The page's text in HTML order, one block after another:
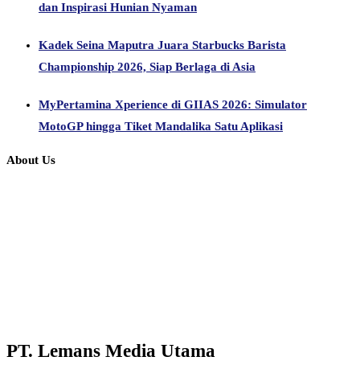
dan Inspirasi Hunian Nyaman
Kadek Seina Maputra Juara Starbucks Barista
Championship 2026, Siap Berlaga di Asia
MyPertamina Xperience di GIIAS 2026: Simulator
MotoGP hingga Tiket Mandalika Satu Aplikasi
About Us
PT. Lemans Media Utama